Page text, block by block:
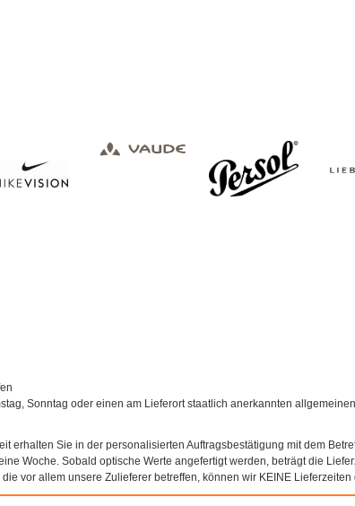
Sonntag oder einen am Lieferort staatlich anerkannten
erhalten Sie in der personalisierten Auftragsbestätigung mit dem
Woche. Sobald optische Werte angefertigt werden, beträgt die
vor allem unsere Zulieferer betreffen, können wir KEINE Lieferzeiten